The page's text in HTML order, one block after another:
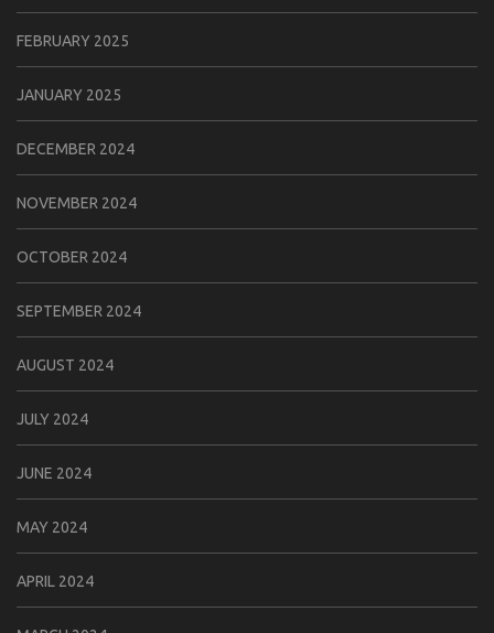
FEBRUARY 2025
JANUARY 2025
DECEMBER 2024
NOVEMBER 2024
OCTOBER 2024
SEPTEMBER 2024
AUGUST 2024
JULY 2024
JUNE 2024
MAY 2024
APRIL 2024